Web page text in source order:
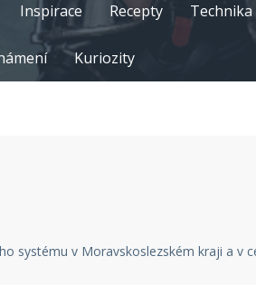
Inspirace Recepty Technika
Kuriozity
systému v Moravskoslezském kraji a v